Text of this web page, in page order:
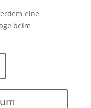
eine
beim